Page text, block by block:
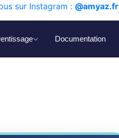
sur Instagram : @amyaz.fr
Documentation